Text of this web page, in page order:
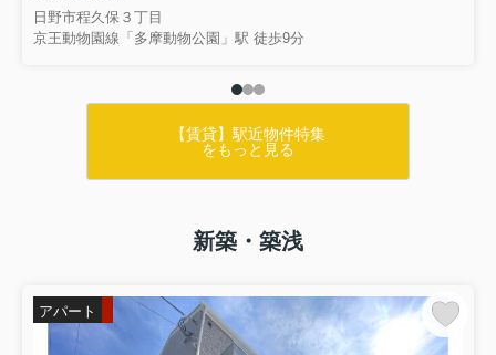
日野市程久保３丁目
京王動物園線「多摩動物公園」駅 徒歩9分
【賃貸】駅近物件特集
をもっと見る
新築・築浅
アパート